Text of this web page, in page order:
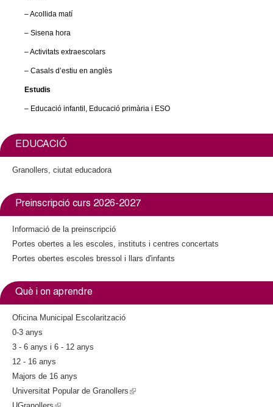
– Acollida matí
– Sisena hora
– Activitats extraescolars
– Casals d’estiu en anglès
Estudis
– Educació infantil, Educació primària i ESO
EDUCACIÓ
Granollers, ciutat educadora
Preinscripció curs 2026-2027
Informació de la preinscripció
Portes obertes a les escoles, instituts i centres concertats
Portes obertes escoles bressol i llars d'infants
Què i on aprendre
Oficina Municipal Escolarització
0-3 anys
3 - 6 anys i 6 - 12 anys
12 - 16 anys
Majors de 16 anys
Universitat Popular de Granollers (